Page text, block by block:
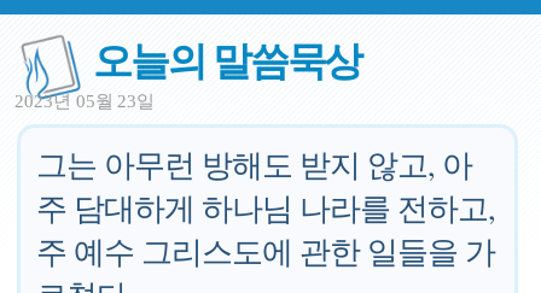
오늘의 말씀묵상
2023년 05월 23일
그는 아무런 방해도 받지 않고, 아
주 담대하게 하나님 나라를 전하고,
주 예수 그리스도에 관한 일들을 가